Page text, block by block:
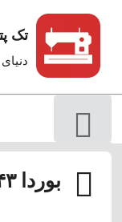
تک
بوردا ۷۰۴۳